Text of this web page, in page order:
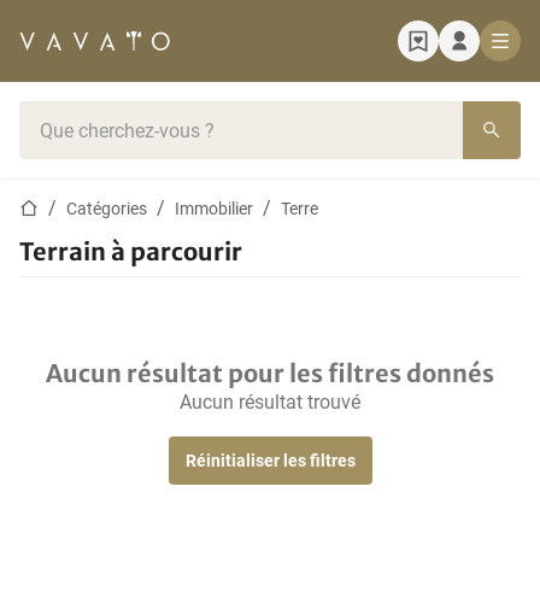
Page d'accueil
Catégories Immobilier Terre
Terrain à parcourir
Aucun résultat pour les filtres donnés
Aucun résultat trouvé
Réinitialiser les filtres